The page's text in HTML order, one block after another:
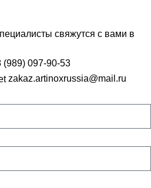
свяжутся с вами в
(989) 097-90-53
zakaz.artinoxrussia@mail.ru